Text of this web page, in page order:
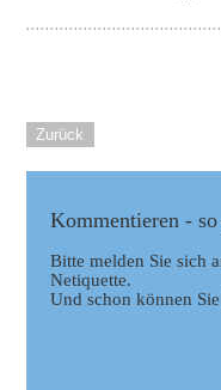
Zurück
Kommentieren - so
Bitte melden Sie sich
Netiquette.
Und schon können